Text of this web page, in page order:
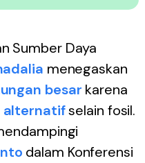
Sumber Daya
menegaskan
besar karena
alternatifselain fosil.
dalam Konferensi